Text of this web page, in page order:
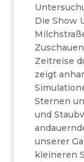
Die Show
Zeitreise
zeigt
Sternen
und
unserer
kleineren